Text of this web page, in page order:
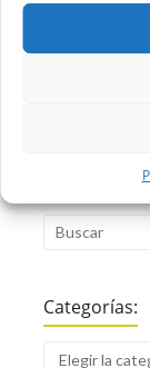
Un
Categorías: